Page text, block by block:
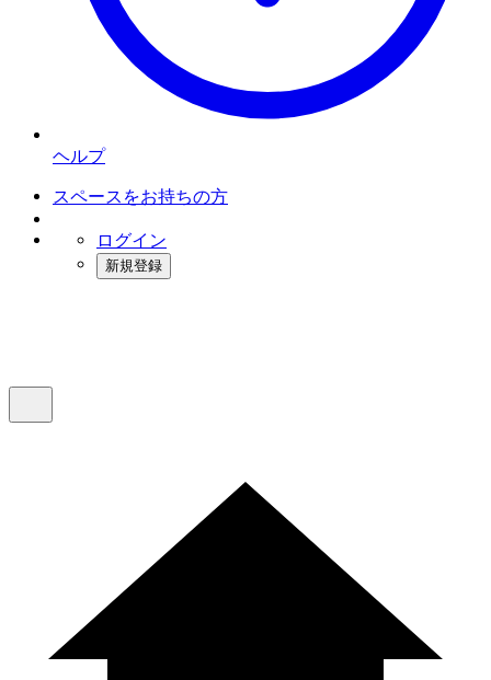
ヘルプ
スペースをお持ちの方
ログイン
新規登録